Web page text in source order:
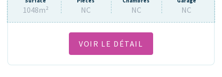
1048m² NC NC NC
VOIR LE DÉTAIL